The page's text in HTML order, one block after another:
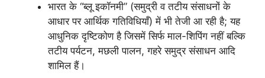
भारत के “ब्लू इकॉनमी” (समुद्री व तटीय संसाधनों के
आधार पर आर्थिक गतिविधियाँ) में भी तेजी आ रही है; यह
आधुनिक दृष्टिकोण है जिसमें सिर्फ माल-शिपिंग नहीं बल्कि
तटीय पर्यटन, मछली पालन, गहरे समुद्र संसाधन आदि
शामिल हैं।